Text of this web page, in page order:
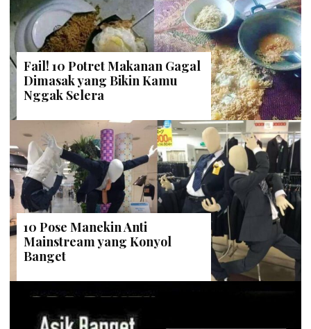
Fail! 10 Potret Makanan Gagal
Dimasak yang Bikin Kamu
Nggak Selera
10 Pose Manekin Anti
Mainstream yang Konyol
Banget